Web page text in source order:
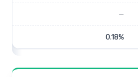
—
0.18%